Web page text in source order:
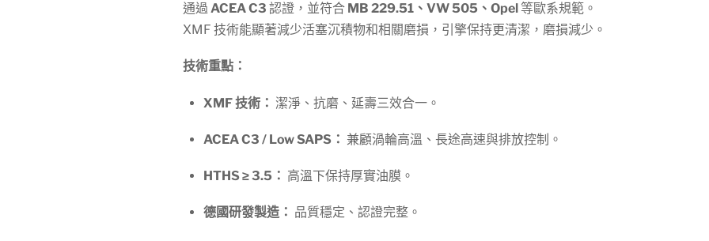
通過ACEA C3 認證，並符合 MB 229.51、VW 505、Opel 等歐系規範。
XMF 技術能顯著減少活塞沉積物和相關磨損，引擎保持更清潔，磨損減少。
技術重點：
XMF 技術： 潔淨、抗磨、延壽三效合一。
ACEA C3 / Low SAPS： 兼顧渦輪高溫、長途高速與排放控制。
HTHS ≥ 3.5： 高溫下保持厚實油膜。
德國研發製造： 品質穩定、認證完整。